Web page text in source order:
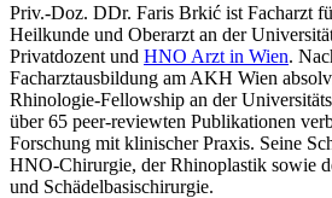
Priv.-Doz. DDr. Faris Brkić ist Facharzt
Heilkunde und Oberarzt an der
Privatdozent und HNO Arzt in Wien.
Facharztausbildung am AKH Wien
Rhinologie-Fellowship an der
über 65 peer-reviewten Publikationen
Forschung mit klinischer Praxis. Seine
HNO-Chirurgie, der Rhinoplastik sowie
und Schädelbasischirurgie.